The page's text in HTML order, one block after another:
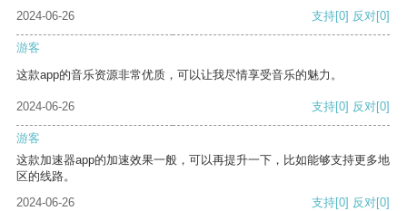
2024-06-26 支持[0] 反对[0]
游客
这款app的音乐资源非常优质，可以让我尽情享受音乐的魅力。
2024-06-26 支持[0] 反对[0]
游客
这款加速器app的加速效果一般，可以再提升一下，比如能够支持更多地
区的线路。
2024-06-26
支持[0] 反对[0]